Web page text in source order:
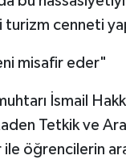
turizm cenneti
misafir eder"
İsmail
Tetkik ve
öğrencilerin